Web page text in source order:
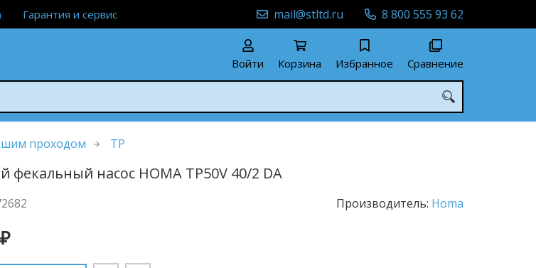
Гарантия и сервис 8 800 555 93 62
mail@stltd.ru
Войти Корзина Избранное Сравнение
проходом TP
фекальный насос HOMA TP50V 40/2 DA
Производитель: Homa